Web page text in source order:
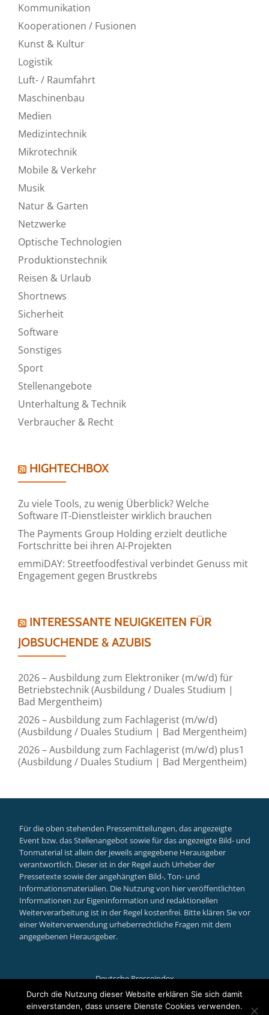
Kommunikation
Kooperationen / Fusionen
Kunst & Kultur
Logistik
Luft- / Raumfahrt
Maschinenbau
Medien
Medizintechnik
Mikrotechnik
Mobile & Verkehr
Musik
Natur & Garten
Netzwerke
Optische Technologien
Produktionstechnik
Reisen & Urlaub
Shortnews
Sicherheit
Software
Sonstiges
Sport
Stellenangebote
Unterhaltung & Technik
Verbraucher & Recht
HIGHTECHBOX
Zu viele Tools, zu wenig Überblick? Welche
Software IT-Dienstleister wirklich brauchen
The Payments Group Holding erzielt deutliche
Fortschritte bei ihren AI-Projekten
emmiDAY: Streetfoodfestival verbindet Genuss mit
Engagement gegen Brustkrebs
INTERESSANTE NEUIGKEITEN FÜR
JOBSUCHENDE & AZUBIS
2026 – Ausbildung zum Elektroniker (m/w/d) für
Betriebstechnik (Ausbildung / Duales Studium |
Bad Mergentheim)
2026 – Ausbildung zum Fachlagerist (m/w/d)
(Ausbildung / Duales Studium | Bad Mergentheim)
2026 – Ausbildung zum Fachlagerist (m/w/d) plus1
(Ausbildung / Duales Studium | Bad Mergentheim)
Für die oben stehenden Pressemitteilungen, das angezeigte
Event bzw. das Stellenangebot sowie für das angezeigte Bild- und
Tonmaterial ist allein der jeweils angegebene Herausgeber
verantwortlich. Dieser ist in der Regel auch Urheber der
Pressetexte sowie der angehängten Bild-, Ton- und
Informationsmaterialien. Die Nutzung von hier veröffentlichten
Informationen zur Eigeninformation und redaktionellen
Weiterverarbeitung ist in der Regel kostenfrei. Bitte klären Sie vor
einer Weiterverwendung urheberrechtliche Fragen mit dem
angegebenen Herausgeber.
Deutsche Presseindex
Secondary
Llorix One Litepowered by WordPress
Durch die Nutzung dieser Website erklären Sie sich damit
einverstanden, dass unsere Dienste Cookies verwenden.